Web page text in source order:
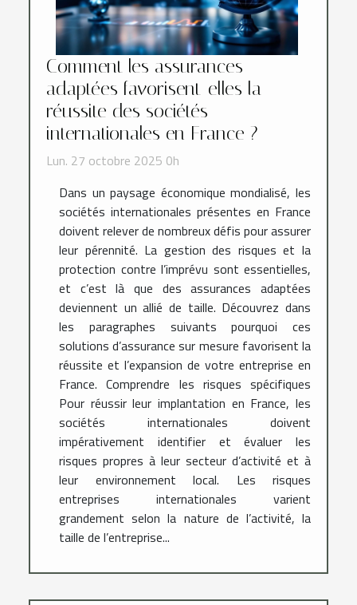
Comment les assurances
adaptées favorisent-elles la
réussite des sociétés
internationales en France ?
Lun. 27 octobre 2025 0h
Dans un paysage économique mondialisé, les
sociétés internationales présentes en France
doivent relever de nombreux défis pour assurer
leur pérennité. La gestion des risques et la
protection contre l’imprévu sont essentielles,
et c’est là que des assurances adaptées
deviennent un allié de taille. Découvrez dans
les paragraphes suivants pourquoi ces
solutions d’assurance sur mesure favorisent la
réussite et l’expansion de votre entreprise en
France. Comprendre les risques spécifiques
Pour réussir leur implantation en France, les
sociétés internationales doivent
impérativement identifier et évaluer les
risques propres à leur secteur d’activité et à
leur environnement local. Les risques
entreprises internationales varient
grandement selon la nature de l’activité, la
taille de l’entreprise...